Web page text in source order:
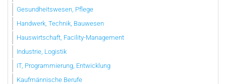
Gesundheitswesen, Pflege
Handwerk, Technik, Bauwesen
Hauswirtschaft, Facility-Management
Industrie, Logistik
IT, Programmierung, Entwicklung
Kaufmännische Berufe